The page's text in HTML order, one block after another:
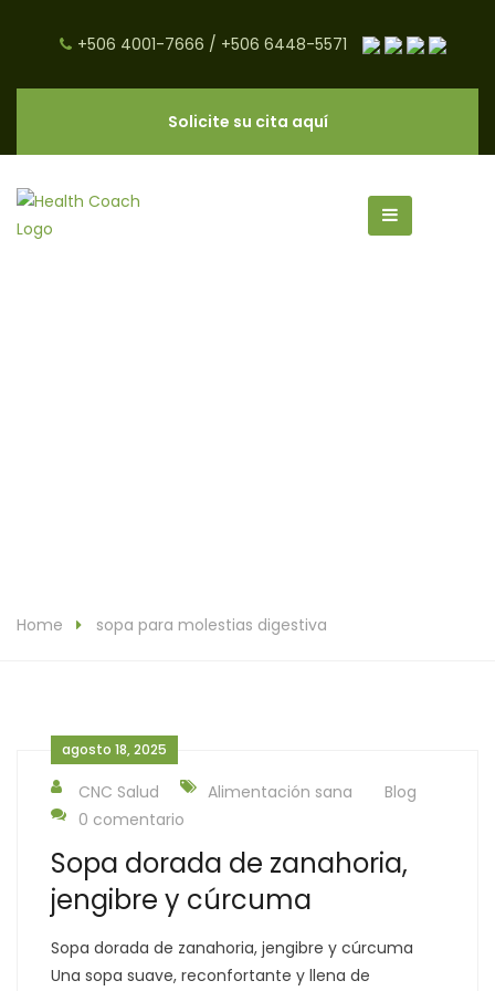
+506 4001-7666 / +506 6448-5571
Solicite su cita aquí
Home sopa para molestias digestiva
agosto 18, 2025
CNC Salud Alimentación sana
Blog
0 comentario
Sopa dorada de zanahoria,
jengibre y cúrcuma
Sopa dorada de zanahoria, jengibre y cúrcuma
Una sopa suave, reconfortante y llena de